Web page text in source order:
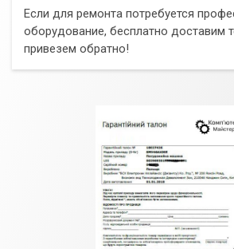
Если для ремонта потребуется
оборудование, бесплатно доставим
привезем обратно!